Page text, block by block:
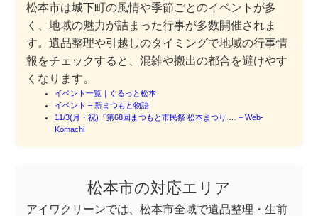
松本市は城下町の風情や季節ごとのイベントが多
く、地域の魅力が詰まった行事が多数開催されま
す。遺品整理や引越しのタイミングで地域の行事情
報をチェックすると、混雑や搬出の都合を避けやす
くなります。
イベント一覧｜ぐるっと松本
イベント – 新まつもと物語
11/3(月・祝)『第68回まつもと市民祭 松本まつり … – Web-
Komachi
松本市の対応エリア
アイワクリーンでは、松本市全域で遺品整理・生前